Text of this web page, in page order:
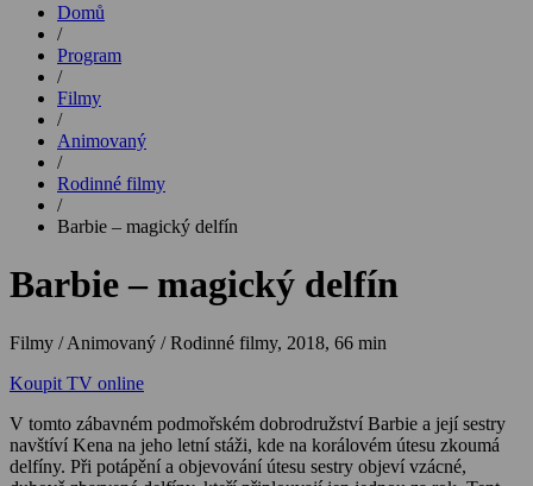
Domů
/
Program
/
Filmy
/
Animovaný
/
Rodinné filmy
/
Barbie – magický delfín
Barbie – magický delfín
Filmy / Animovaný / Rodinné filmy, 2018, 66 min
Koupit TV online
V tomto zábavném podmořském dobrodružství Barbie a její sestry
navštíví Kena na jeho letní stáži, kde na korálovém útesu zkoumá
delfíny. Při potápění a objevování útesu sestry objeví vzácné,